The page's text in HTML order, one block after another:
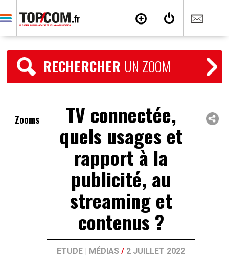
RECHERCHER UN ZOOM
Zooms TV connectée,
quels usages et
rapport à la
publicité, au
streaming et
contenus ?
ETUDE | MÉDIAS / 2 JUILLET 2022